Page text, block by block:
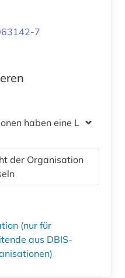
7
haben eine Lizenz
der Organisation
(nur für
aus DBIS-